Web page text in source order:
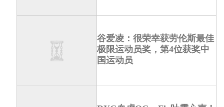
谷爱凌：很荣幸获劳伦斯最佳
极限运动员奖，第4位获奖中
国运动员